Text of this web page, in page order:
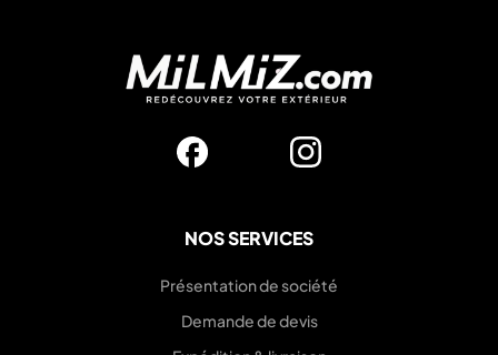
NOS SERVICES
Présentation de société
Demande de devis